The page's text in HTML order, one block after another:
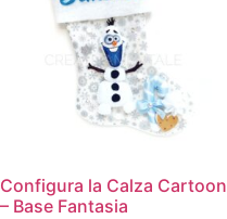
Configura la Calza Cartoon
– Base Fantasia